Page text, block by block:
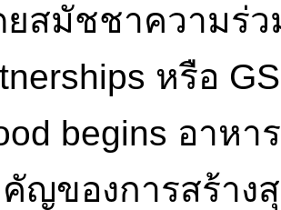
ยสมัชชาความร่
หรือ
begins อาหา
ญของการสร้าง